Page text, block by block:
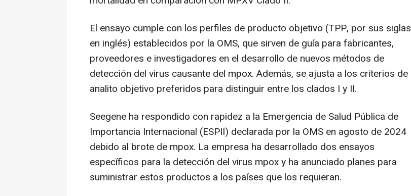
El ensayo cumple con los perfiles de producto objetivo (TPP, por sus siglas
en inglés) establecidos por la OMS, que sirven de guía para fabricantes,
proveedores e investigadores en el desarrollo de nuevos métodos de
detección del virus causante del mpox. Además, se ajusta a los criterios de
analito objetivo preferidos para distinguir entre los clados I y II.
Seegene ha respondido con rapidez a la Emergencia de Salud Pública de
Importancia Internacional (ESPII) declarada por la OMS en agosto de 2024
debido al brote de mpox. La empresa ha desarrollado dos ensayos
específicos para la detección del virus mpox y ha anunciado planes para
suministrar estos productos a los países que los requieran.